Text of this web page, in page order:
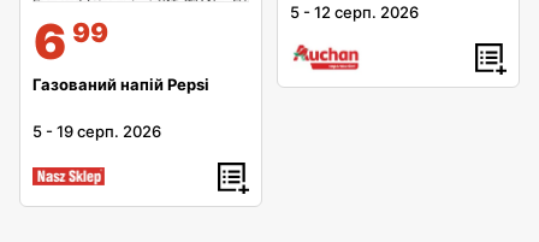
6 99
Газований напій Pepsi
5 -19 серп. 2026
5 -12 серп. 2026